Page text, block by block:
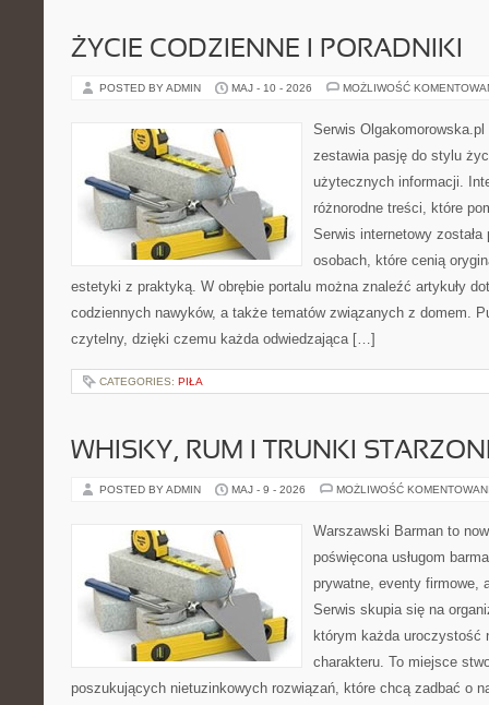
ŻYCIE CODZIENNE I PORADNIKI
POSTED BY ADMIN MAJ - 10 - 2026 MOŻLIWOŚĆ
Serwis
zestawia pasję do stylu
użytecznych informacji.
różnorodne treści, które
Serwis internetowy
osobach, które cenią
estetyki z praktyką. W obrębie portalu można znaleźć artykuły
codziennych nawyków, a także tematów związanych z domem.
czytelny, dzięki czemu każda odwiedzająca […]
CATEGORIES: PIŁA
WHISKY, RUM I TRUNKI
POSTED BY ADMIN MAJ - 9 - 2026 MOŻLIWOŚĆ
Warszawski Barman to
poświęcona usługom
prywatne, eventy firmowe,
Serwis skupia się na
którym każda uroczystość
charakteru. To miejsce
poszukujących nietuzinkowych rozwiązań, które chcą zadbać o